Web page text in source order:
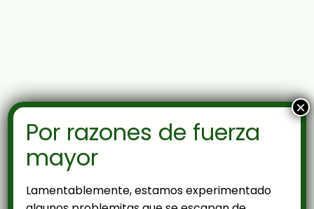
Por razones de fuerza
mayor
Lamentablemente, estamos experimentado
×